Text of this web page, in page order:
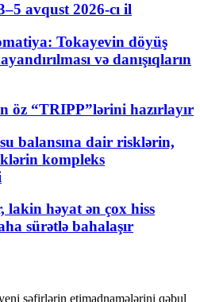
avqust 2026-cı il
Tokayevin döyüş
və danışıqların
öz “TRIPP”lərini hazırlayır
balansına dair risklərin,
kompleks
lakin həyat ən çox hiss
sürətlə bahalaşır
səfirlərin etimadnamələrini qəbul